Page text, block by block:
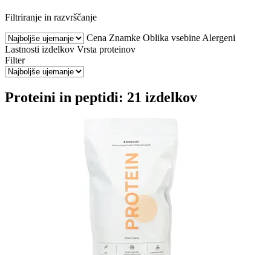
Filtriranje in razvrščanje
Cena Znamke Oblika vsebine Alergeni
Lastnosti izdelkov Vrsta proteinov
Filter
Proteini in peptidi: 21 izdelkov